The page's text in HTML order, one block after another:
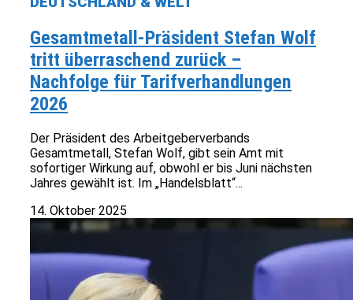
Gesamtmetall-Präsident Stefan Wolf
tritt überraschend zurück –
Nachfolge für Tarifverhandlungen
2026
Der Präsident des Arbeitgeberverbands
Gesamtmetall, Stefan Wolf, gibt sein Amt mit
sofortiger Wirkung auf, obwohl er bis Juni nächsten
Jahres gewählt ist. Im „Handelsblatt“...
14. Oktober 2025